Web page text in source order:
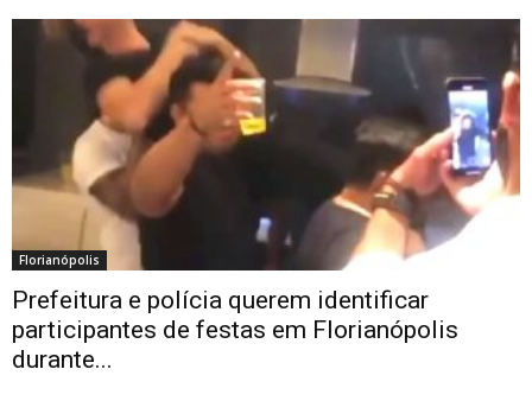
Florianópolis
Prefeitura e polícia querem identificar
participantes de festas em Florianópolis
durante...